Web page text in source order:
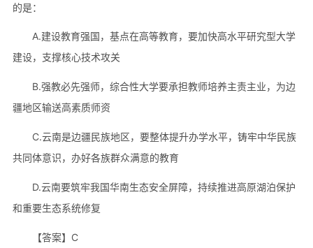
的是：
A.建设教育强国，基点在高等教育，要加快高水平研究型大学
建设，支撑核心技术攻关
B.强教必先强师，综合性大学要承担教师培养主责主业，为边
疆地区输送高素质师资
C.云南是边疆民族地区，要整体提升办学水平，铸牢中华民族
共同体意识，办好各族群众满意的教育
D.云南要筑牢我国华南生态安全屏障，持续推进高原湖泊保护
和重要生态系统修复
【答案】C